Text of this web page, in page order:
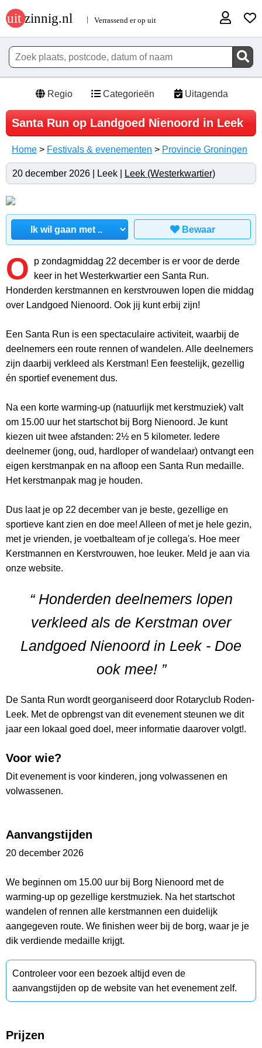
Regio Categorieën Uitagenda
Santa Run op Landgoed Nienoord in Leek
Home > Festivals & evenementen > Provincie Groningen
20 december 2026 | Leek | Leek (Westerkwartier)
Bewaar
O
p zondagmiddag 22 december is er voor de derde
keer in het Westerkwartier een Santa Run.
Honderden kerstmannen en kerstvrouwen lopen die middag
over Landgoed Nienoord. Ook jij kunt erbij zijn!
Een Santa Run is een spectaculaire activiteit, waarbij de
deelnemers een route rennen of wandelen. Alle deelnemers
zijn daarbij verkleed als Kerstman! Een feestelijk, gezellig
én sportief evenement dus.
Na een korte warming-up (natuurlijk met kerstmuziek) valt
om 15.00 uur het startschot bij Borg Nienoord. Je kunt
kiezen uit twee afstanden: 2½ en 5 kilometer. Iedere
deelnemer (jong, oud, hardloper of wandelaar) ontvangt een
eigen kerstmanpak en na afloop een Santa Run medaille.
Het kerstmanpak mag je houden.
Dus laat je op 22 december van je beste, gezellige en
sportieve kant zien en doe mee! Alleen of met je hele gezin,
met je vrienden, je voetbalteam of je collega's. Hoe meer
Kerstmannen en Kerstvrouwen, hoe leuker. Meld je aan via
onze website.
“ Honderden deelnemers lopen
verkleed als de Kerstman over
Landgoed Nienoord in Leek - Doe
ook mee! ”
De Santa Run wordt georganiseerd door Rotaryclub Roden-
Leek. Met de opbrengst van dit evenement steunen we dit
jaar een lokaal goed doel, meer informatie daarover volgt!.
Voor wie?
Dit evenement is voor kinderen, jong volwassenen en
volwassenen.
Aanvangstijden
20 december 2026
We beginnen om 15.00 uur bij Borg Nienoord met de
warming-up op gezellige kerstmuziek. Na het startschot
wandelen of rennen alle kerstmannen een duidelijk
aangegeven route. We finishen weer bij de borg, waar je je
dik verdiende medaille krijgt.
Controleer voor een bezoek altijd even de
aanvangstijden op de website van het evenement zelf.
Prijzen